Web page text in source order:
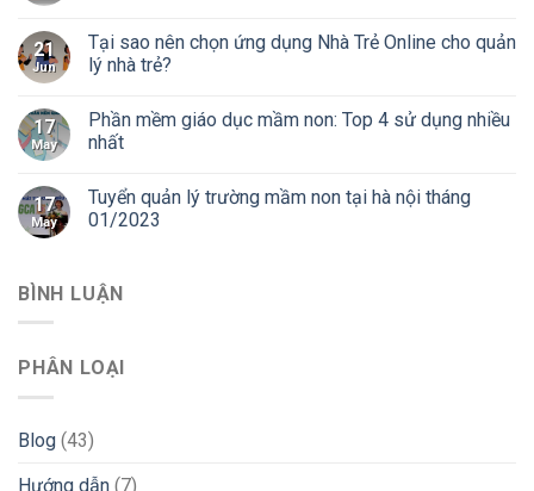
21
Jun
Tại sao nên chọn ứng dụng Nhà Trẻ Online cho quản
lý nhà trẻ?
17
May
Phần mềm giáo dục mầm non: Top 4 sử dụng nhiều
nhất
17
May
Tuyển quản lý trường mầm non tại hà nội tháng
01/2023
BÌNH LUẬN
PHÂN LOẠI
Blog (43)
Hướng dẫn (7)